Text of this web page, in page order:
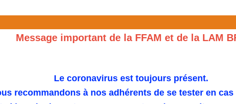
Message important de la FFAM et de la LAM
Le coronavirus est toujours présent.
recommandons à nos adhérents de se tester en cas